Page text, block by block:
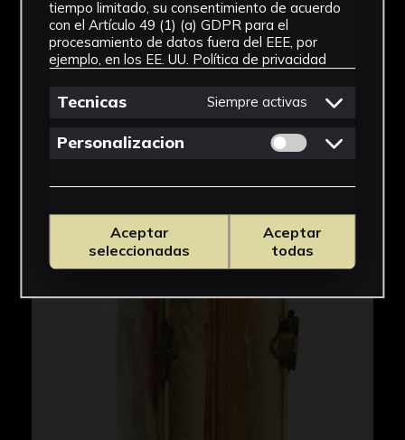
tiempo limitado, su consentimiento de acuerdo
con el Artículo 49 (1) (a) GDPR para el
procesamiento de datos fuera del EEE, por
ejemplo, en los EE. UU. Política de privacidad
Tecnicas Siempre activas
Personalizacion Permitir cookies
Aceptar
seleccionadas
Aceptar
todas